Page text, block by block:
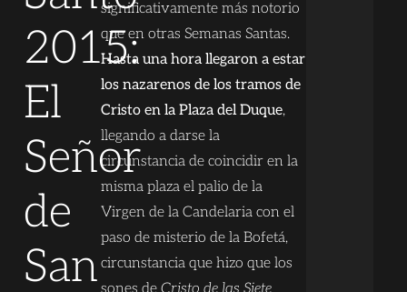
2015:
El
Señor
de
San
significativamente más notorio
que en otras Semanas Santas.
Hasta una hora llegaron a estar
los nazarenos de los tramos de
Cristo en la Plaza del Duque,
llegando a darse la
circunstancia de coincidir en la
misma plaza el palio de la
Virgen de la Candelaria con el
paso de misterio de la Bofetá,
circunstancia que hizo que los